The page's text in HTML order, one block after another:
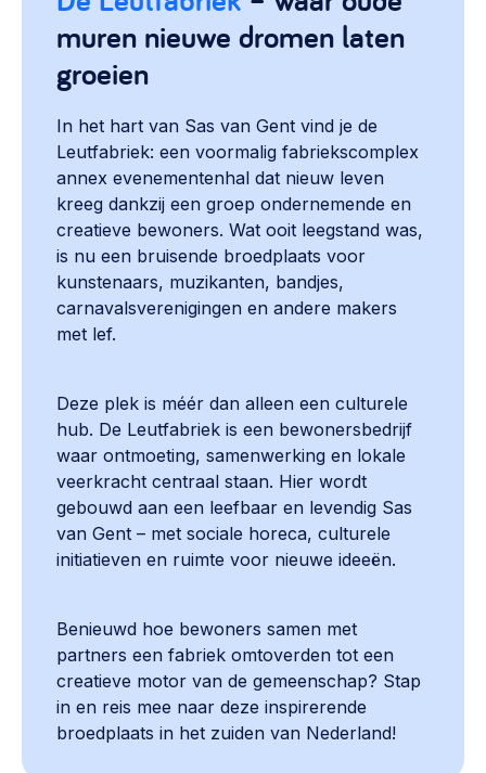
muren nieuwe dromen laten
groeien
In het hart van Sas van Gent vind je de
Leutfabriek: een voormalig fabriekscomplex
annex evenementenhal dat nieuw leven
kreeg dankzij een groep ondernemende en
creatieve bewoners. Wat ooit leegstand was,
is nu een bruisende broedplaats voor
kunstenaars, muzikanten, bandjes,
carnavalsverenigingen en andere makers
met lef.
Deze plek is méér dan alleen een culturele
hub. De Leutfabriek is een bewonersbedrijf
waar ontmoeting, samenwerking en lokale
veerkracht centraal staan. Hier wordt
gebouwd aan een leefbaar en levendig Sas
van Gent – met sociale horeca, culturele
initiatieven en ruimte voor nieuwe ideeën.
Benieuwd hoe bewoners samen met
partners een fabriek omtoverden tot een
creatieve motor van de gemeenschap? Stap
in en reis mee naar deze inspirerende
broedplaats in het zuiden van Nederland!